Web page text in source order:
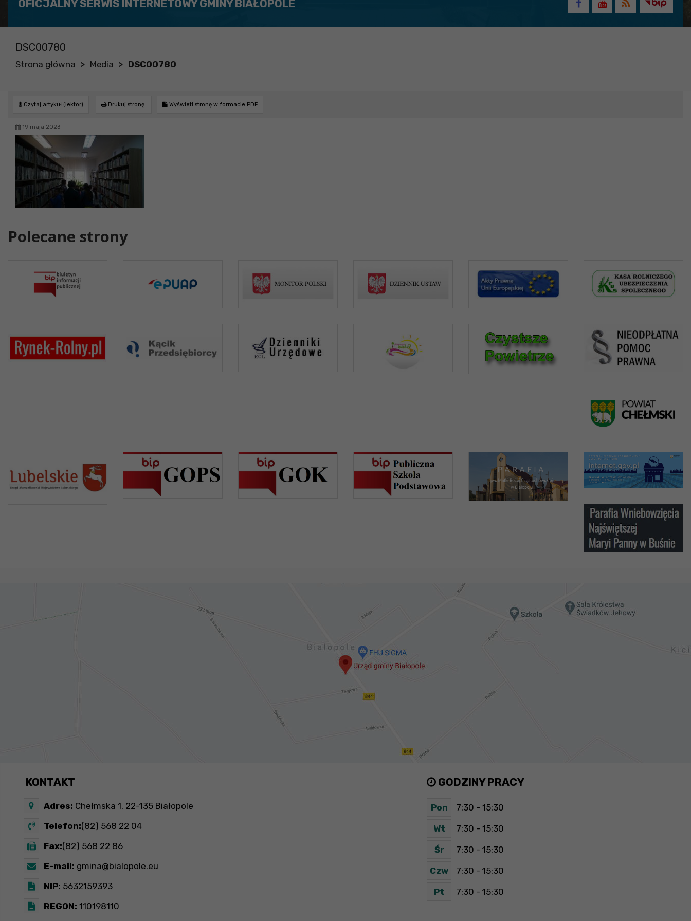
OFICJALNY SERWIS INTERNETOWY GMINY BIAŁOPOLE
DSC00780
Strona główna > Media > DSC00780
Czytaj artykuł (lektor) Drukuj stronę Wyświetl stronę w formacie PDF
19 maja 2023
Polecane strony
KONTAKT
Adres: Chełmska 1, 22-135 Białopole
Telefon:(82) 568 22 04
Fax:(82) 568 22 86
E-mail: gmina@bialopole.eu
NIP: 5632159393
REGON: 110198110
GODZINY PRACY
Pon 7:30 - 15:30
Wt 7:30 - 15:30
Śr 7:30 - 15:30
Czw 7:30 - 15:30
Pt 7:30 - 15:30